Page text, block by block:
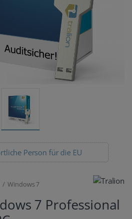
Person für die EU
/ Windows 7
7 Professional